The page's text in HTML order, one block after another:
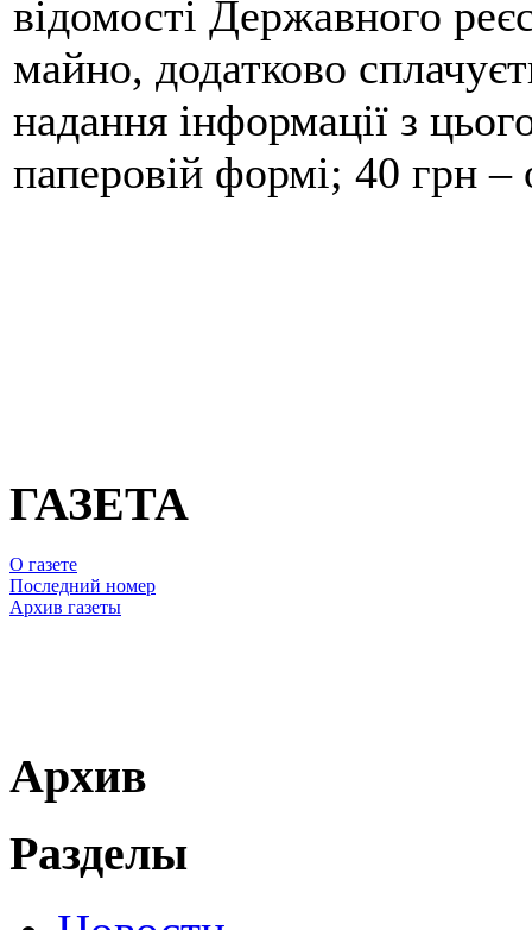
відомості Державного
майно, додатково
надання інформації з
паперовій формі; 40 грн
ГАЗЕТА
О газете
Последний номер
Архив газеты
Архив
Разделы